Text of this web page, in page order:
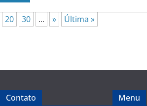
20 30 ... » Última »
Contato Menu